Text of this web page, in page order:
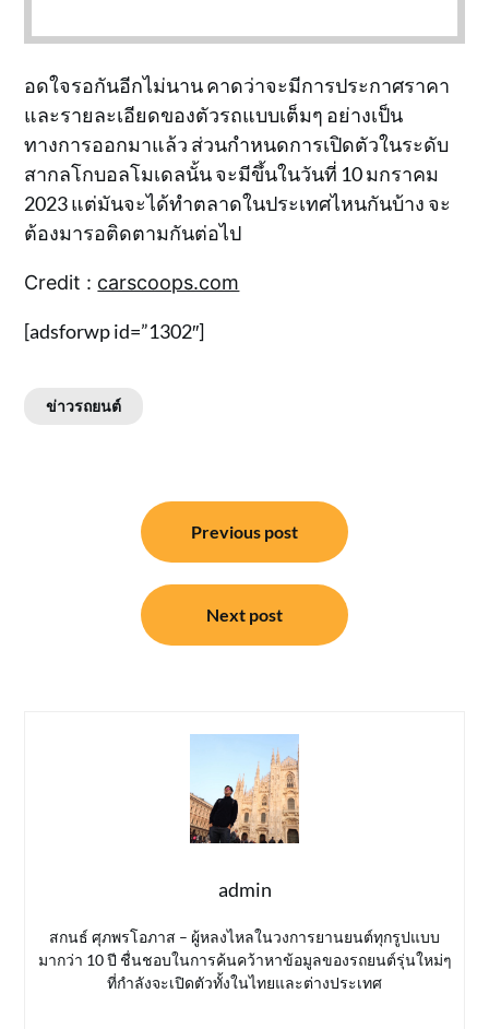
อดใจรอกันอีกไม่นาน คาดว่าจะมีการประกาศราคา
และรายละเอียดของตัวรถแบบเต็มๆ อย่างเป็น
ทางการออกมาแล้ว ส่วนกำหนดการเปิดตัวในระดับ
สากลโกบอลโมเดลนั้น จะมีขึ้นในวันที่ 10 มกราคม
2023 แต่มันจะได้ทำตลาดในประเทศไหนกันบ้าง จะ
ต้องมารอติดตามกันต่อไป
Credit : carscoops.com
[adsforwp id=”1302″]
ข่าวรถยนต์
Previous post
Next post
admin
สกนธ์ ศุภพรโอภาส – ผู้หลงไหลในวงการยานยนต์ทุกรูปแบบ
มากว่า 10 ปี ชื่นชอบในการค้นคว้าหาข้อมูลของรถยนต์รุ่นใหม่ๆ
ที่กำลังจะเปิดตัวทั้งในไทยและต่างประเทศ